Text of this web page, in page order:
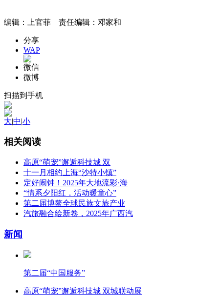
编辑：上官菲 责任编辑：邓家和
分享
WAP
微信
微博
扫描到手机
大|中|小
相关阅读
高原“萌宠”邂逅科技城 双
十一月相约上海“沙特小镇”
定好闹钟！2025年大地流彩·海
“情系夕阳红，活动暖童心”
第二届博鳌全球民族文旅产业
汽旅融合绘新卷，2025年广西汽
新闻
第二届“中国服务”
高原“萌宠”邂逅科技城 双城联动展